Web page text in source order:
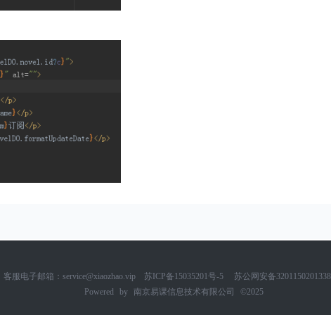
客服电子邮箱：service@xiaozhao.vip 苏ICP备15035201号-5
苏公网安备
Powered by
南京易课信息技术有限公司 ©2025